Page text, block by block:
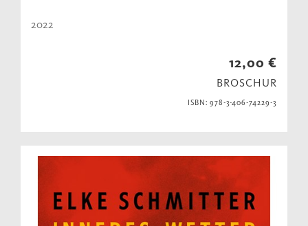
2022
12,00 €
BROSCHUR
ISBN: 978-3-406-74229-3